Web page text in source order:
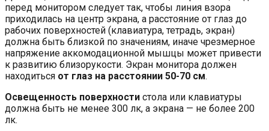
перед монитором следует так, чтобы линия взора
приходилась на центр экрана, а расстояние от глаз до
рабочих поверхностей (клавиатура, тетрадь, экран)
должна быть близкой по значениям, иначе чрезмерное
напряжение аккомодационной мышцы может привести
к развитию близорукости. Экран монитора должен
находиться от глаз на расстоянии 50-70 см.
Освещенность поверхности стола или клавиатуры
должна быть не менее 300 лк, а экрана — не более 200
лк.